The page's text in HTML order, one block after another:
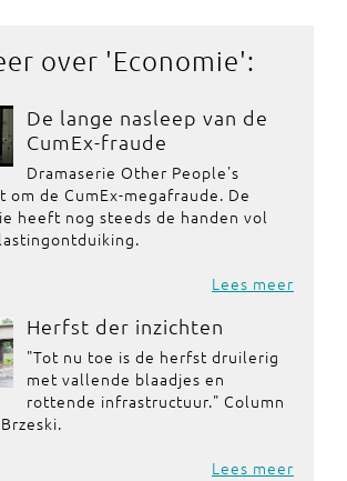
over 'Economie':
De lange nasleep van de
CumEx-fraude
Dramaserie Other People's
om de CumEx-megafraude. De
heeft nog steeds de handen vol
Lees meer
Herfst der inzichten
"Tot nu toe is de herfst druilerig
met vallende blaadjes en
rottende infrastructuur." Column
Lees meer